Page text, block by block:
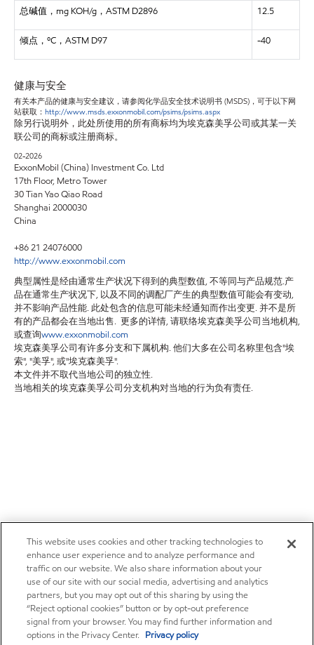
总碱值，mg KOH/g，ASTM D2896 12.5
倾点，ºC，ASTM D97 -40
健康与安全
有关本产品的健康与安全建议，请参阅化学品安全技术说明书 (MSDS)，可于以下网
站获取： http://www.msds.exxonmobil.com/psims/psims.aspx
除另行说明外，此处所使用的所有商标均为埃克森美孚公司或其某一关
联公司的商标或注册商标。
02-2026
ExxonMobil (China) Investment Co. Ltd
17th Floor, Metro Tower
30 Tian Yao Qiao Road
Shanghai 2000030
China
+86 21 24076000
http://www.exxonmobil.com
典型属性是经由通常生产状况下得到的典型数值, 不等同与产品规范.产
品在通常生产状况下, 以及不同的调配厂产生的典型数值可能会有变动,
并不影响产品性能. 此处包含的信息可能未经通知而作出变更. 并不是所
有的产品都会在当地出售. 更多的详情, 请联络埃克森美孚公司当地机构,
或查询www.exxonmobil.com
埃克森美孚公司有许多分支和下属机构. 他们大多在公司名称里包含"埃
索", "美孚", 或"埃克森美孚".
本文件并不取代当地公司的独立性.
当地相关的埃克森美孚公司分支机构对当地的行为负有责任.
This website uses cookies and other tracking technologies to
enhance user experience and to analyze performance and
traffic on our website. We also share information about your
use of our site with our social media, advertising and analytics
partners, but you may opt out of this sharing by using the
“Reject optional cookies” button or by opt-out preference
signal from your browser. You may find further information and
options in the Privacy Center. Privacy policy